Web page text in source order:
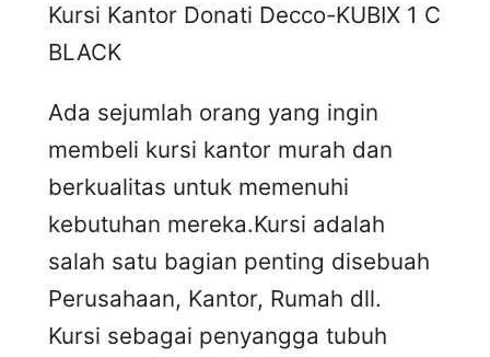
Kursi Kantor Donati Decco-KUBIX 1 C
BLACK
Ada sejumlah orang yang ingin
membeli kursi kantor murah dan
berkualitas untuk memenuhi
kebutuhan mereka.Kursi adalah
salah satu bagian penting disebuah
Perusahaan, Kantor, Rumah dll.
Kursi sebagai penyangga tubuh